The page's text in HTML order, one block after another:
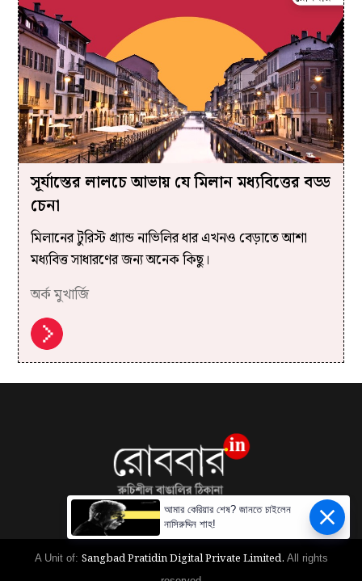
সূর্যাস্তের লালচে আভায় যে মিলান মধ্যবিত্তের বড্ড
চেনা
মিলানের টুরিস্ট গ্র্যান্ড নাভিলির ধার এখনও বেড়াতে আশা
মধ্যবিত্ত সাধারণের জন্য অনেক কিছু।
অর্ক মুখার্জি
A Unit of: Sangbad Pratidin Digital Private Limited. All rights
আমার কেরিয়ার শেষ? জানতে চাইলেন
নাসিরুদ্দিন শাহ!